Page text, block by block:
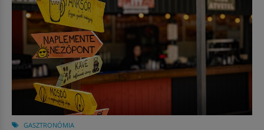
GASZTRONÓMIA